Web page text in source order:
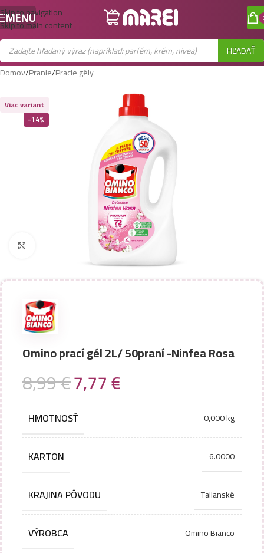
Skip to navigation
Skip to main content
MENU
HĽADAŤ
Domov/Pranie/Pracie gély
-14%
Viac variant
Zobraziť väčší obrázok
Omino prací gél 2L/ 50praní -Ninfea Rosa
8,99€7,77€
HMOTNOSŤ 0,000 kg
KARTON 6.0000
KRAJINA PÔVODU Talianské
VÝROBCA Omino Bianco